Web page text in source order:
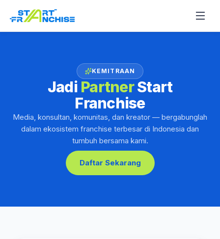
KEMITRAAN
Jadi PartnerStart
Franchise
Media, konsultan, komunitas, dan kreator — bergabunglah
dalam ekosistem franchise terbesar di Indonesia dan
tumbuh bersama kami.
Daftar Sekarang